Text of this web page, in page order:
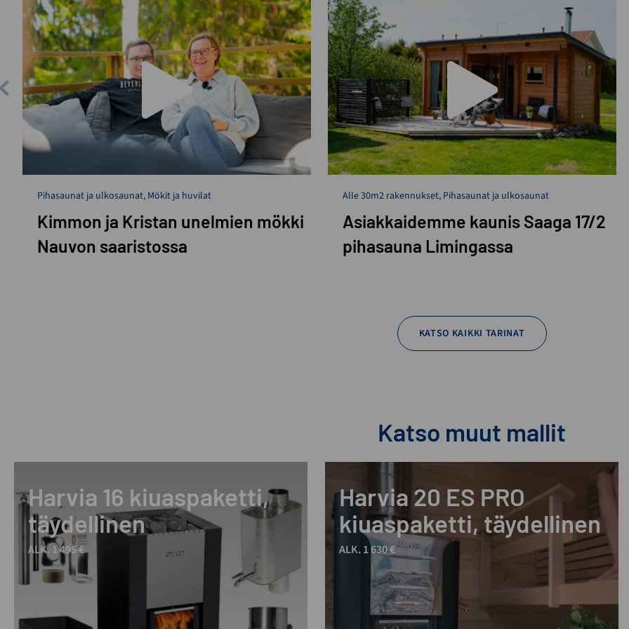
Pihasaunat ja ulkosaunat, Mökit ja huvilat
Kimmon ja Kristan unelmien mökki
Nauvon saaristossa
Alle 30m2 rakennukset, Pihasaunat ja ulkosaunat
Asiakkaidemme kaunis Saaga 17/2
pihasauna Limingassa
KATSO KAIKKI TARINAT
Katso muut mallit
Harvia 16 kiuaspaketti,
täydellinen
ALK. 1 495 €
Harvia 20 ES PRO
kiuaspaketti, täydellinen
ALK. 1 630 €